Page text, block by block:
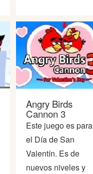
Angry Birds
Cannon 3
Este juego es para
el Día de San
Valentín. Es de
nuevos niveles y